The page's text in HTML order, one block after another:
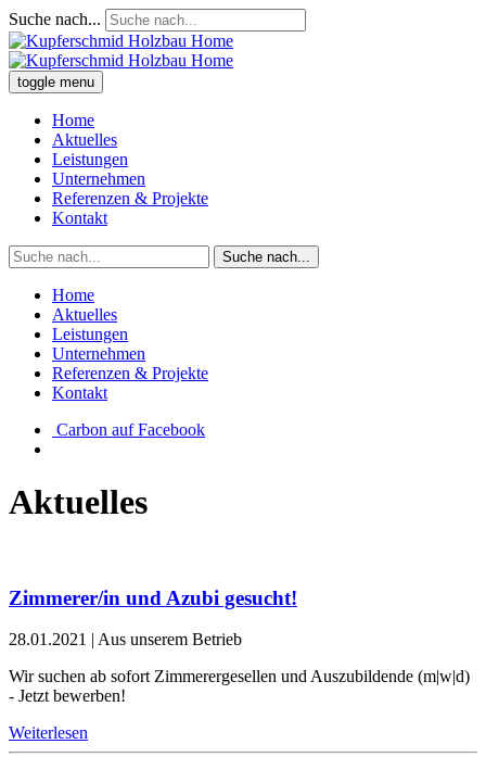
Suche nach...
toggle menu
Home
Aktuelles
Leistungen
Unternehmen
Referenzen & Projekte
Kontakt
Suche nach...
Home
Aktuelles
Leistungen
Unternehmen
Referenzen & Projekte
Kontakt
Carbon auf Facebook
Aktuelles
Zimmerer/in und Azubi gesucht!
28.01.2021 | Aus unserem Betrieb
Wir suchen ab sofort Zimmerergesellen und Auszubildende (m|w|d)
- Jetzt bewerben!
Weiterlesen